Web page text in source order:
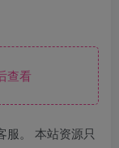
查看
服。 本站资源只